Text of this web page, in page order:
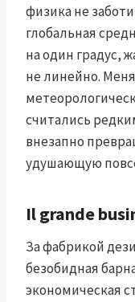
физика не
глобальная
на один градус,
не линейно.
считались
внезапно
удушающую
Il grande
За фабрикой
безобидная
экономическая